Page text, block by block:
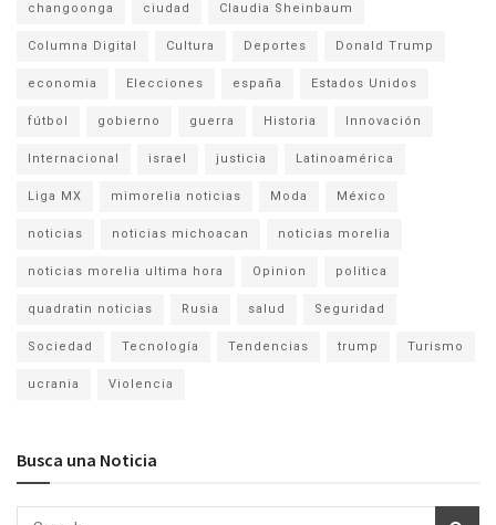
changoonga ciudad Claudia Sheinbaum
Columna Digital Cultura Deportes Donald Trump
economia Elecciones españa Estados Unidos
fútbol gobierno guerra Historia Innovación
Internacional israel justicia Latinoamérica
Liga MX mimorelia noticias Moda México
noticias noticias michoacan noticias morelia
noticias morelia ultima hora Opinion politica
quadratin noticias Rusia salud Seguridad
Sociedad Tecnología Tendencias trump Turismo
ucrania Violencia
Busca una Noticia